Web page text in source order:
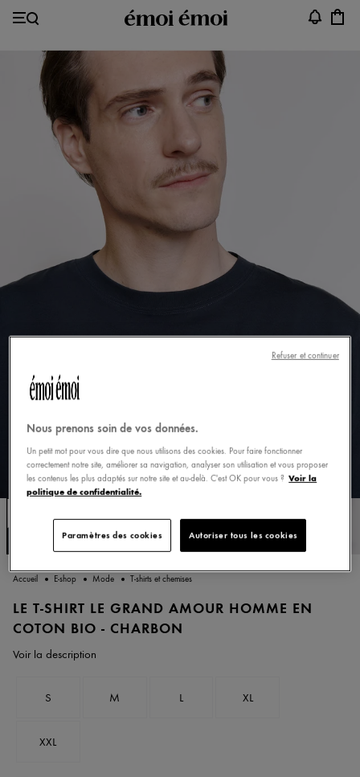
Accueil E-shop Mode T-shirts et chemises
LE T-SHIRT LE GRAND AMOUR HOMME EN
COTON BIO - CHARBON
Voir la description
S M L XL
XXL
Nous prenons soin de vos données.
Un petit mot pour vous dire que nous utilisons des cookies. Pour faire fonctionner
correctement notre site, améliorer sa navigation, analyser son utilisation et vous proposer
les contenus les plus adaptés sur notre site et au-delà. C'est OK pour vous ? Voir la
politique de confidentialité.
Autoriser tous les cookies
Paramètres des cookies
Refuser et continuer